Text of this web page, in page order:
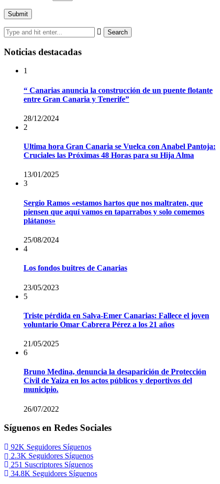
Noticias destacadas
1
“ Canarias anuncia la construcción de un puente flotante
entre Gran Canaria y Tenerife”
28/12/2024
2
Ultima hora Gran Canaria se Vuelca con Anabel Pantoja:
Cruciales las Próximas 48 Horas para su Hija Alma
13/01/2025
3
Sergio Ramos «estamos hartos que nos maltraten, que
piensen que aquí vamos en taparrabos y solo comemos
plátanos»
25/08/2024
4
Los fondos buitres de Canarias
23/05/2023
5
Triste pérdida en Salva-Emer Canarias: Fallece el joven
voluntario Omar Cabrera Pérez a los 21 años
21/05/2025
6
Bruno Medina, denuncia la desaparición de Protección
Civil de Yaiza en los actos públicos y deportivos del
municipio.
26/07/2022
Síguenos en Redes Sociales
92K Seguidores Síguenos
2.3K Seguidores Síguenos
251 Suscriptores Síguenos
34.8K Seguidores Síguenos